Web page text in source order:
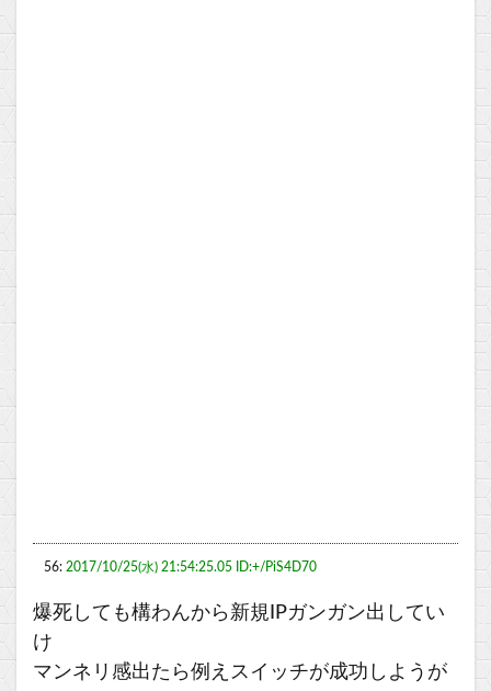
56: 2017/10/25(水) 21:54:25.05 ID:+/PiS4D70
爆死しても構わんから新規IPガンガン出してい
け
マンネリ感出たら例えスイッチが成功しようが